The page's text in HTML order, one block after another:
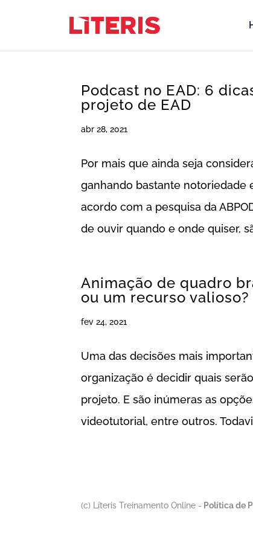
Podcast no EAD: 6
projeto de EAD
abr 28, 2021
Por mais que ainda seja
ganhando bastante notoriedade
acordo com a pesquisa da
de ouvir quando e onde quiser,
Animação de quadro
ou um recurso valioso?
fev 24, 2021
Uma das decisões mais
organização é decidir quais
projeto. E são inúmeras as
videotutorial, entre outros.
(c) Líteris Treinamento Online - Política de